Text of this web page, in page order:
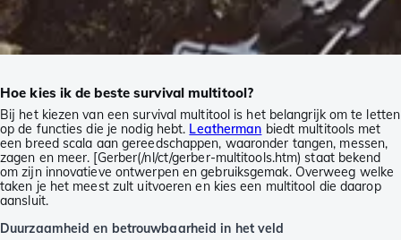
Hoe kies ik de beste survival multitool?
Bij het kiezen van een survival multitool is het belangrijk om te letten
op de functies die je nodig hebt. Leatherman biedt multitools met
een breed scala aan gereedschappen, waaronder tangen, messen,
zagen en meer. [Gerber(/nl/ct/gerber-multitools.htm) staat bekend
om zijn innovatieve ontwerpen en gebruiksgemak. Overweeg welke
taken je het meest zult uitvoeren en kies een multitool die daarop
aansluit.
Duurzaamheid en betrouwbaarheid in het veld